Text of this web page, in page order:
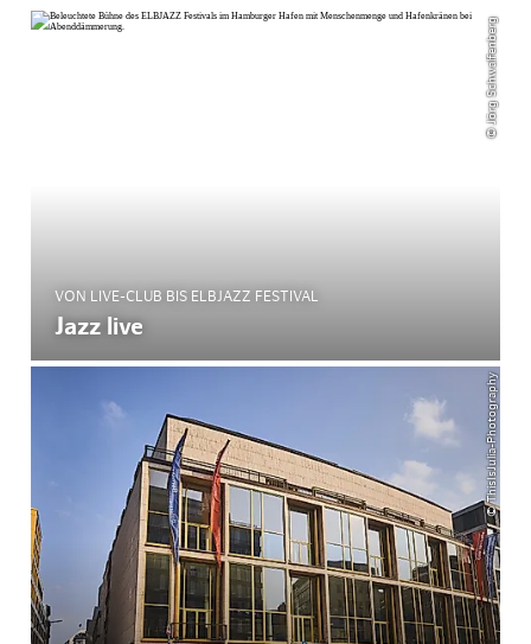
© Jörg Schwalfenberg
VON LIVE-CLUB BIS ELBJAZZ FESTIVAL
Jazz live
© ThisIsJulia-Photography